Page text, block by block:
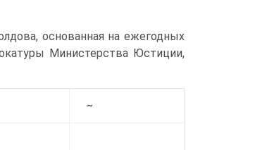
основанная на ежегодных
Министерства Юстиции,
~